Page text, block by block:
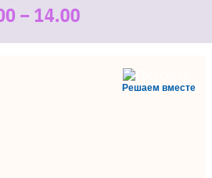
Решаем вместе